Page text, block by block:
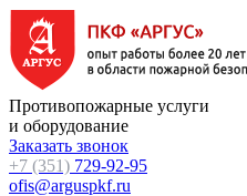
Противопожарные услуги
и оборудование
Заказать звонок
+7 (351) 729-92-95
ofis@arguspkf.ru